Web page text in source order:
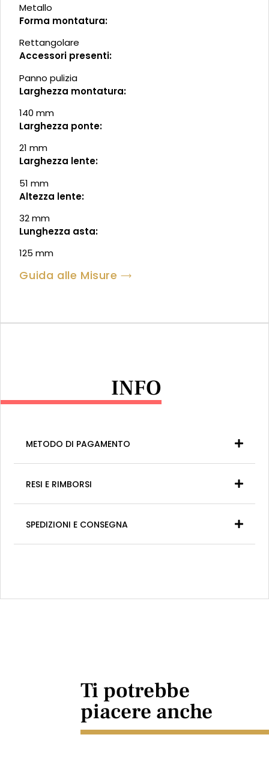
Metallo
Forma montatura:
Rettangolare
Accessori presenti:
Panno pulizia
Larghezza montatura:
140 mm
Larghezza ponte:
21 mm
Larghezza lente:
51 mm
Altezza lente:
32 mm
Lunghezza asta:
125 mm
Guida alle Misure
INFO
METODO DI PAGAMENTO
RESI E RIMBORSI
SPEDIZIONI E CONSEGNA
Ti potrebbe
piacere anche